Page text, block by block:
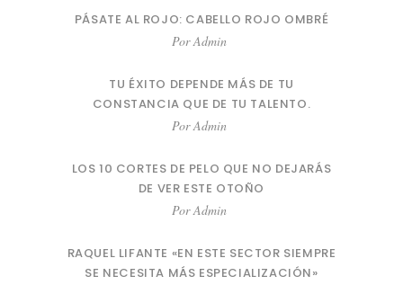
PÁSATE AL ROJO: CABELLO ROJO OMBRÉ
PorAdmin
TU ÉXITO DEPENDE MÁS DE TU
CONSTANCIA QUE DE TU TALENTO.
PorAdmin
LOS 10 CORTES DE PELO QUE NO DEJARÁS
DE VER ESTE OTOÑO
PorAdmin
RAQUEL LIFANTE «EN ESTE SECTOR SIEMPRE
SE NECESITA MÁS ESPECIALIZACIÓN»